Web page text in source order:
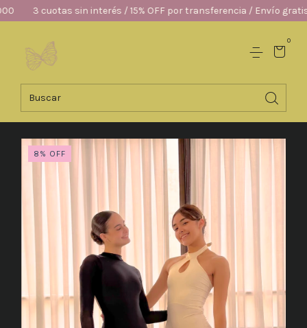
sin interés / 15% OFF por transferencia / Envío gratis desde
0
8 % OFF